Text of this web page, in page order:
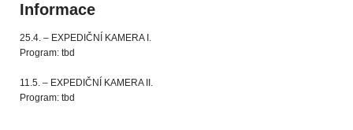
Informace
25.4. – EXPEDIČNÍ KAMERA I.
Program: tbd
11.5. – EXPEDIČNÍ KAMERA II.
Program: tbd